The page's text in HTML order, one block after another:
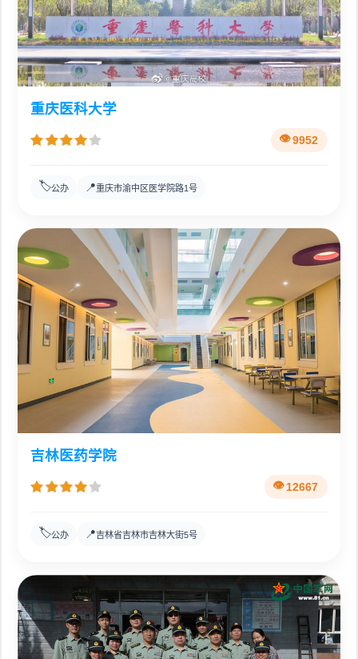
重庆医科大学
9952
🏷️公办 📍重庆市渝中区医学院路1号
吉林医药学院
12667
🏷️公办 📍吉林省吉林市吉林大街5号